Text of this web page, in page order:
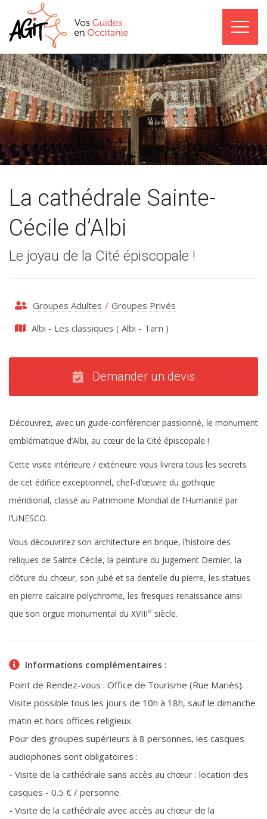
Groupes Adultes / Groupes Privés
Albi - Les classiques ( Albi - Tarn )
La cathédrale Sainte-
Cécile d’Albi
Le joyau de la Cité épiscopale !
Demander un devis
Découvrez, avec un guide-conférencier passionné, le monument
emblématique d’Albi, au cœur de la Cité épiscopale !
Cette visite intérieure / extérieure vous livrera tous les secrets
de cet édifice exceptionnel, chef-d’œuvre du gothique
méridional, classé au Patrimoine Mondial de l’Humanité par
l’UNESCO.
Vous découvrirez son architecture en brique, l’histoire des
reliques de Sainte-Cécile, la peinture du Jugement Dernier, la
clôture du chœur, son jubé et sa dentelle du pierre, les statues
en pierre calcaire polychrome, les fresques renaissance ainsi
que son orgue monumental du XVIIIe siècle.
Informations complémentaires :
Point de Rendez-vous : Office de Tourisme (Rue Mariès).
Visite possible tous les jours de 10h à 18h, sauf le dimanche
matin et hors offices religieux.
Pour des groupes supérieurs à 8 personnes, les casques
audiophones sont obligatoires :
- Visite de la cathédrale sans accès au chœur : location des
casques - 0.5 € / personne.
- Visite de la cathédrale avec accès au chœur de la